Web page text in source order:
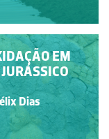
EM
Dias